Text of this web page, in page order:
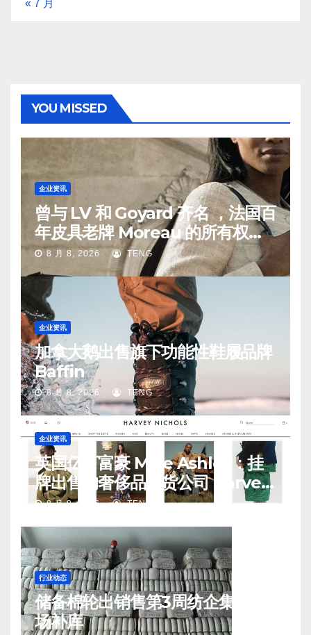
« 7 月
YOU MISSED
企业资讯
曾与 LV 和 Goyard 齐名 ，法国百
年皮具老牌 Moreau 的所有权易
手8 月 8, 2026 TENG
企业资讯
加拿大鹅出售旗下功能性鞋履品牌
Baffin
8 月 8, 2026 TENG
企业资讯
英国亿万富豪 Mike Ashley：挂
牌出售的奢侈品百货公司 Harvey
Nichols 正陷入“死亡螺旋”
8 月 8, 2026 TENG
行业动态
储备棉轮出销售第3周纺企集中入
场补库